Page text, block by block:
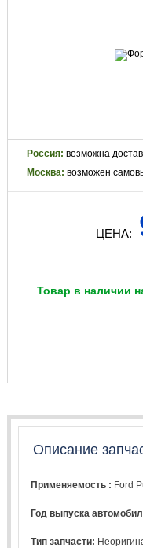
Россия: возможна
Москва: возможен
ЦЕНА:
Товар в наличии
Описание
Применяемость : Ford
Год выпуска
Тип запчасти: